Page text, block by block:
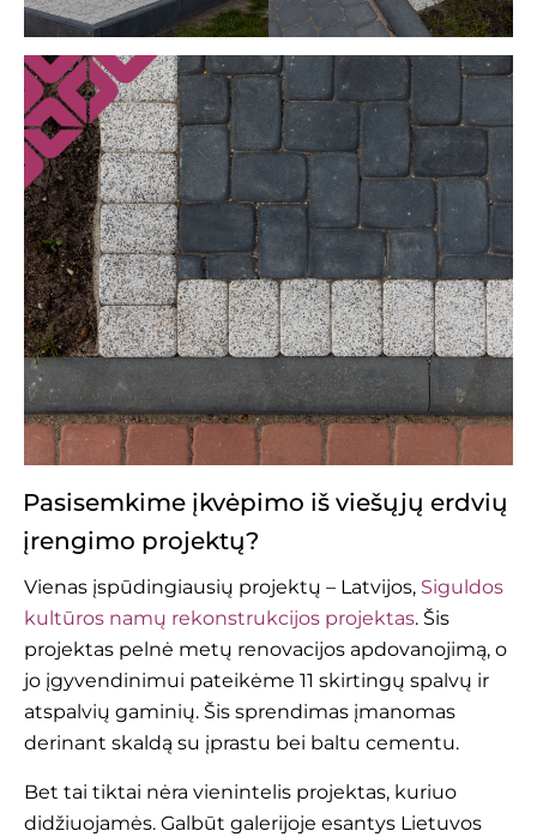
Pasisemkime įkvėpimo iš viešųjų erdvių
įrengimo projektų?
Vienas įspūdingiausių projektų – Latvijos, Siguldos
kultūros namų rekonstrukcijos projektas. Šis
projektas pelnė metų renovacijos apdovanojimą, o
jo įgyvendinimui pateikėme 11 skirtingų spalvų ir
atspalvių gaminių. Šis sprendimas įmanomas
derinant skaldą su įprastu bei baltu cementu.
Bet tai tiktai nėra vienintelis projektas, kuriuo
didžiuojamės. Galbūt galerijoje esantys Lietuvos